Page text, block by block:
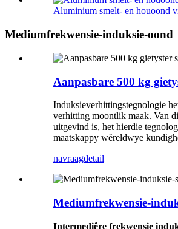
Aluminium smelt- en houoond
Mediumfrekwensie-induksie-oond
Aanpasbare 500 kg
Induksieverhittingstegnologie
verhitting moontlik maak. Van
uitgevind is, het hierdie
maatskappy wêreldwye
navraagdetail
Mediumfrekwensie-
Intermediêre frekwensie